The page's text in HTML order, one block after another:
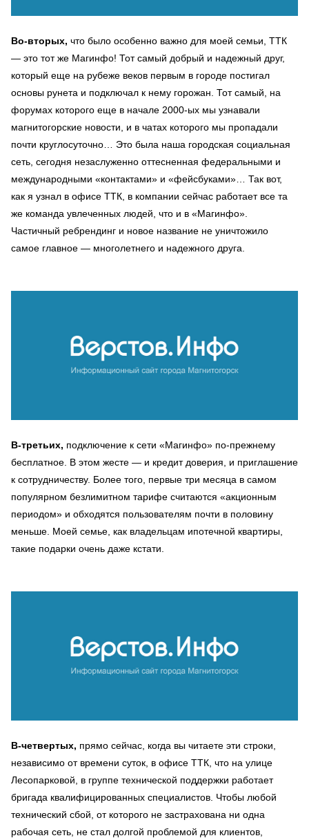
Во-вторых, что было особенно важно для моей семьи, ТТК
— это тот же Магинфо! Тот самый добрый и надежный друг,
который еще на рубеже веков первым в городе постигал
основы рунета и подключал к нему горожан. Тот самый, на
форумах которого еще в начале 2000-ых мы узнавали
магнитогорские новости, и в чатах которого мы пропадали
почти круглосуточно… Это была наша городская социальная
сеть, сегодня незаслуженно оттесненная федеральными и
международными «контактами» и «фейсбуками»… Так вот,
как я узнал в офисе ТТК, в компании сейчас работает все та
же команда увлеченных людей, что и в «Магинфо».
Частичный ребрендинг и новое название не уничтожило
самое главное — многолетнего и надежного друга.
В-третьих, подключение к сети «Магинфо» по-прежнему
бесплатное. В этом жесте — и кредит доверия, и приглашение
к сотрудничеству. Более того, первые три месяца в самом
популярном безлимитном тарифе считаются «акционным
периодом» и обходятся пользователям почти в половину
меньше. Моей семье, как владельцам ипотечной квартиры,
такие подарки очень даже кстати.
В-четвертых, прямо сейчас, когда вы читаете эти строки,
независимо от времени суток, в офисе ТТК, что на улице
Лесопарковой, в группе технической поддержки работает
бригада квалифицированных специалистов. Чтобы любой
технический сбой, от которого не застрахована ни одна
рабочая сеть, не стал долгой проблемой для клиентов,